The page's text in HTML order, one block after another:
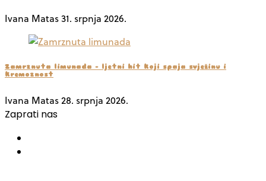
Ivana Matas31. srpnja 2026.
Zamrznuta limunada – ljetni hit koji spaja svježinu i
kremoznost
Ivana Matas28. srpnja 2026.
Zaprati nas